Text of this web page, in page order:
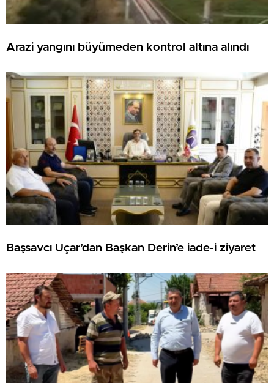
Arazi yangını büyümeden kontrol altına alındı
Başsavcı Uçar’dan Başkan Derin’e iade-i ziyaret